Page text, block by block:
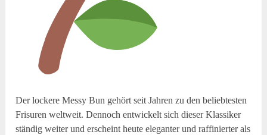
Der lockere Messy Bun gehört seit Jahren zu den beliebtesten
Frisuren weltweit. Dennoch entwickelt sich dieser Klassiker
ständig weiter und erscheint heute eleganter und raffinierter als